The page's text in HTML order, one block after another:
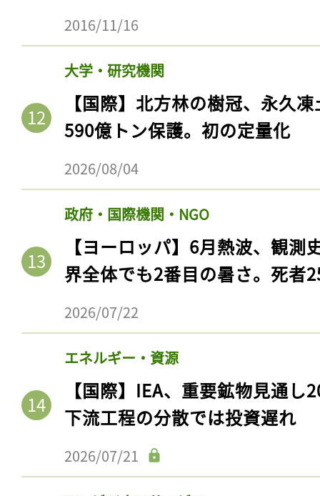
2016/11/16
大学・研究機関
【国際】北方林の樹冠、永久
590億トン保護。初の定量化
2026/08/04
政府・国際機関・NGO
【ヨーロッパ】6月熱波、観
界全体でも2番目の暑さ。死者
2026/07/22
エネルギー・資源
【国際】IEA、重要鉱物見通
下流工程の分散では投資遅れ
2026/07/21
記事をお気に入りに
ログイン
会員登録